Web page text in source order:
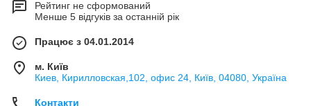
Рейтинг не сформований
Менше 5 відгуків за останній рік
Працює з 04.01.2014
м. Київ
Киев, Кирилловская,102, офис 24, Київ, 04080, Україна
Контакти